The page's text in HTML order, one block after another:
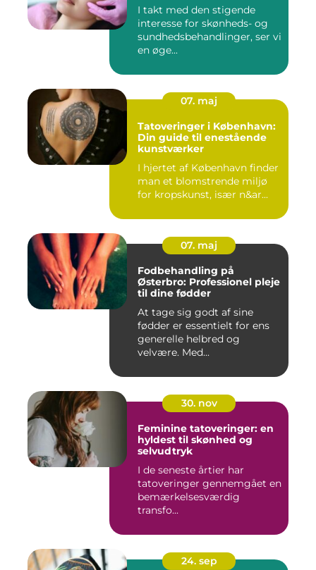
I takt med den stigende
interesse for skønheds- og
sundhedsbehandlinger, ser vi
en øge...
07. maj
Tatoveringer i København:
Din guide til enestående
kunstværker
I hjertet af København finder
man et blomstrende miljø
for kropskunst, især n&ar...
07. maj
Fodbehandling på
Østerbro: Professionel pleje
til dine fødder
At tage sig godt af sine
fødder er essentielt for ens
generelle helbred og
velvære. Med...
30. nov
Feminine tatoveringer: en
hyldest til skønhed og
selvudtryk
I de seneste årtier har
tatoveringer gennemgået en
bemærkelsesværdig
transfo...
24. sep